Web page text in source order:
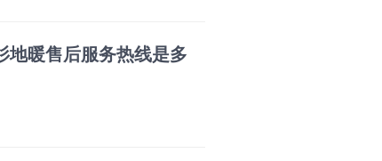
地暖售后服务热线是多